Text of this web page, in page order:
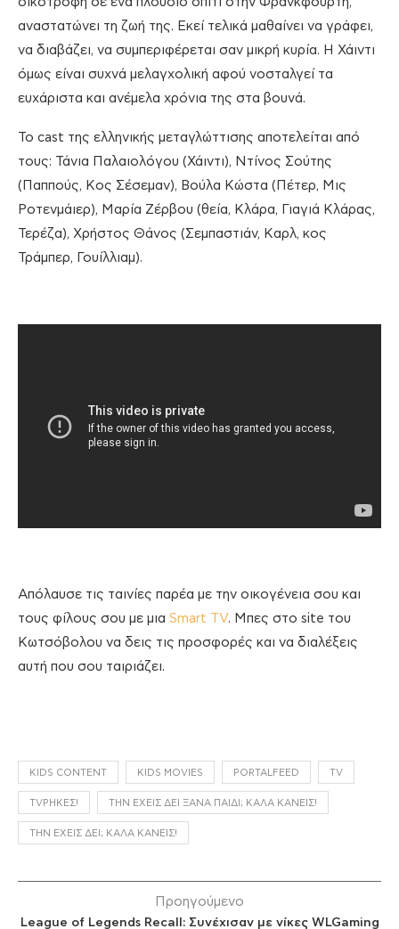
αναστατώνει τη ζωή της. Εκεί τελικά μαθαίνει να γράφει,
να διαβάζει, να συμπεριφέρεται σαν μικρή κυρία. Η Χάιντι
όμως είναι συχνά μελαγχολική αφού νοσταλγεί τα
ευχάριστα και ανέμελα χρόνια της στα βουνά.
Το cast της ελληνικής μεταγλώττισης αποτελείται από
τους: Τάνια Παλαιολόγου (Χάιντι), Ντίνος Σούτης
(Παππούς, Κος Σέσεμαν), Βούλα Κώστα (Πέτερ, Μις
Ροτενμάιερ), Μαρία Ζέρβου (θεία, Κλάρα, Γιαγιά Κλάρας,
Τερέζα), Χρήστος Θάνος (Σεμπαστιάν, Καρλ, κος
Τράμπερ, Γουίλλιαμ).
Απόλαυσε τις ταινίες παρέα με την οικογένεια σου και
τους φίλους σου με μια Smart TV. Μπες στο site του
Κωτσόβολου να δεις τις προσφορές και να διαλέξεις
αυτή που σου ταιριάζει.
KIDS CONTENT KIDS MOVIES PORTALFEED TV
TVΡΉΚΕΣ! ΤΗΝ ΈΧΕΙΣ ΔΕΙ ΞΑΝΆ ΠΑΙΔΊ; ΚΑΛΆ ΚΆΝΕΙΣ!
ΤΗΝ ΈΧΕΙΣ ΔΕΙ; ΚΑΛΆ ΚΆΝΕΙΣ!
Προηγούμενο
League of Legends Recall: Συνέχισαν με νίκες WLGaming